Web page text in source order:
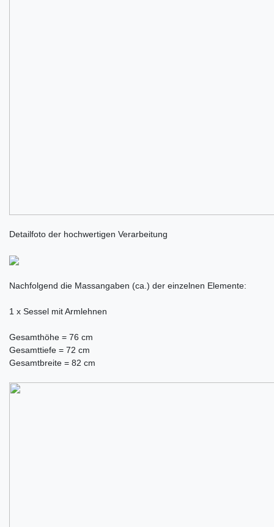
Detailfoto der hochwertigen Verarbeitung
Nachfolgend die Massangaben (ca.) der einzelnen Elemente:
1 x Sessel mit Armlehnen
Gesamthöhe = 76 cm
Gesamttiefe = 72 cm
Gesamtbreite = 82 cm